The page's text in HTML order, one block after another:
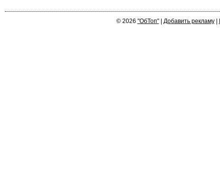
© 2026 "ОбТоп"| Добавить рекламу|